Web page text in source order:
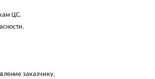
ЦС.
заказчику.